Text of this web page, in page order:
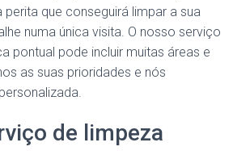
perita que conseguirá limpar a sua
numa única visita. O nosso serviço
pontual pode incluir muitas áreas e
as suas prioridades e nós
de limpeza